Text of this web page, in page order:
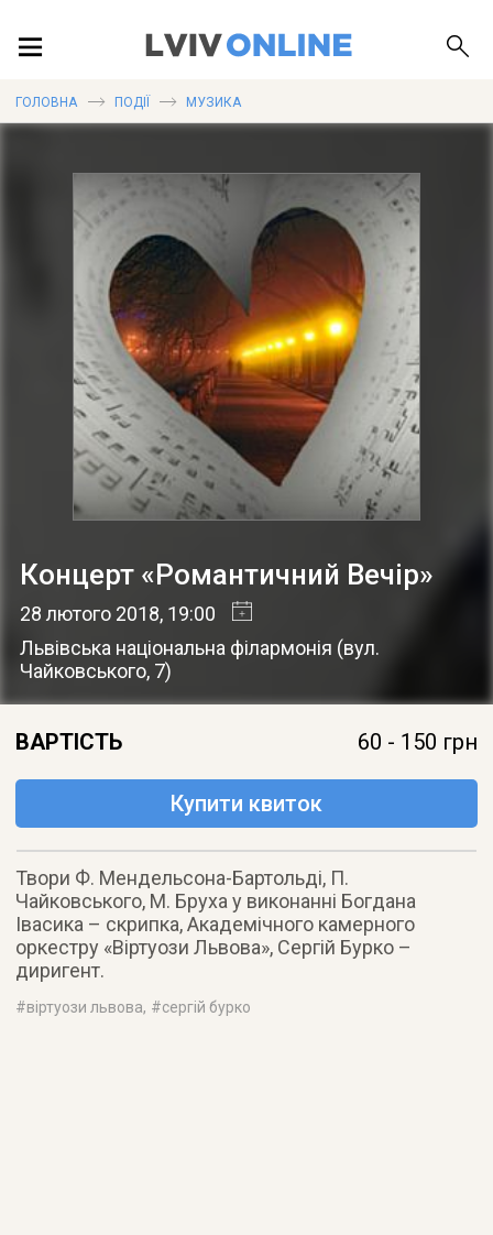
ПУБЛІКАЦІЇ
ДОВІДКА
ГОЛОВНА ПОДІЇ МУЗИКА
Концерт «Романтичний Вечір»
28 лютого 2018, 19:00
Львівська національна філармонія (вул.
Чайковського, 7)
ВАРТІСТЬ 60 - 150 грн
Купити квиток
Твори Ф. Мендельсона-Бартольді, П.
Чайковського, М. Бруха у виконанні Богдана
Івасика – скрипка, Академічного камерного
оркестру «Віртуози Львова», Сергій Бурко –
диригент.
#віртуози львова, #сергій бурко